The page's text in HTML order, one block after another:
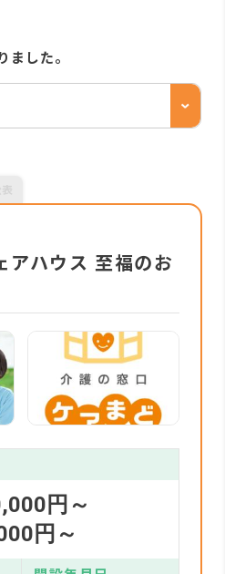
した。
アハウス 至福のお
円～
円～